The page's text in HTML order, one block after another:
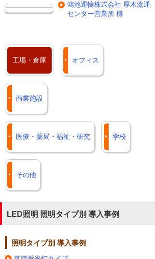
鴻池運輸株式会社 厚木流通
センター営業所 様
工場・倉庫 オフィス
商業施設
医療・薬局・福祉・研究 学校
その他
LED照明 照明タイプ別 導入事例
照明タイプ別 導入事例